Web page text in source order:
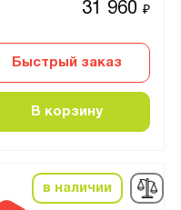
31 960₽
Быстрый заказ
В корзину
в наличии
светильника